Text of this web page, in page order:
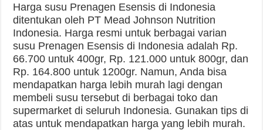
Harga susu Prenagen Esensis di Indonesia
ditentukan oleh PT Mead Johnson Nutrition
Indonesia. Harga resmi untuk berbagai varian
susu Prenagen Esensis di Indonesia adalah Rp.
66.700 untuk 400gr, Rp. 121.000 untuk 800gr, dan
Rp. 164.800 untuk 1200gr. Namun, Anda bisa
mendapatkan harga lebih murah lagi dengan
membeli susu tersebut di berbagai toko dan
supermarket di seluruh Indonesia. Gunakan tips di
atas untuk mendapatkan harga yang lebih murah.